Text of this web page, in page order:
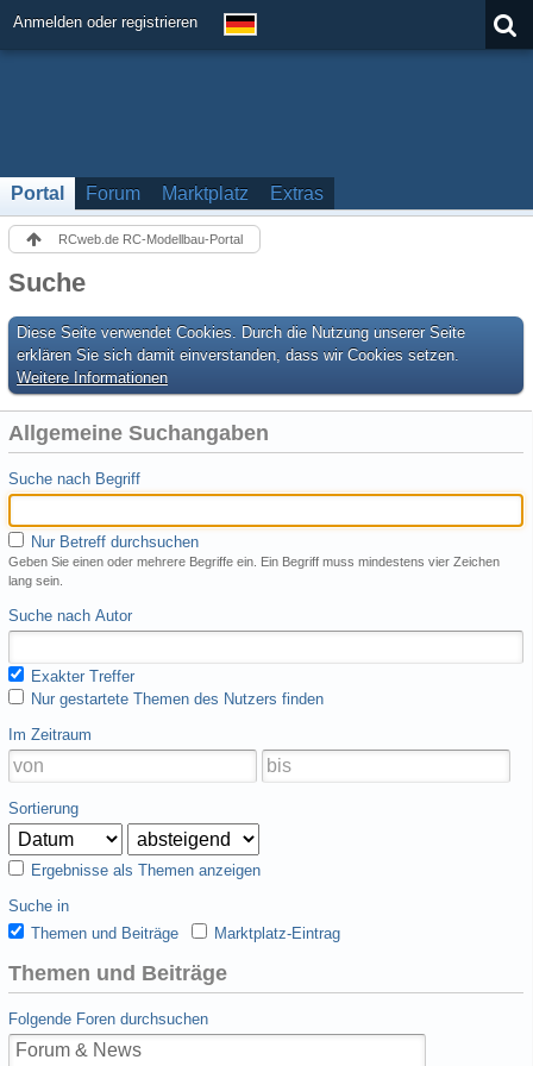
Anmelden oder registrieren
Portal Forum Marktplatz Extras
RCweb.de RC-Modellbau-Portal
Suche
Diese Seite verwendet Cookies. Durch die Nutzung unserer Seite
erklären Sie sich damit einverstanden, dass wir Cookies setzen.
Weitere Informationen
Allgemeine Suchangaben
Suche nach Begriff
Nur Betreff durchsuchen
Geben Sie einen oder mehrere Begriffe ein. Ein Begriff muss mindestens vier Zeichen
lang sein.
Suche nach Autor
Exakter Treffer
Nur gestartete Themen des Nutzers finden
Im Zeitraum
Sortierung
Ergebnisse als Themen anzeigen
Suche in
Themen und Beiträge
Marktplatz-Eintrag
Themen und Beiträge
Folgende Foren durchsuchen